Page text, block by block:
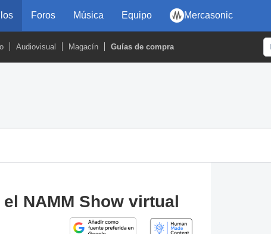
Foros Música Equipo Mercasonic
Audiovisual Magacín Guías de compra
NAMM Show virtual